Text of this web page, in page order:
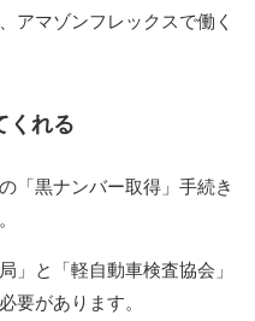
アマゾンフレックスで働く
くれる
「黒ナンバー取得」手続き
」と「軽自動車検査協会」
要があります。